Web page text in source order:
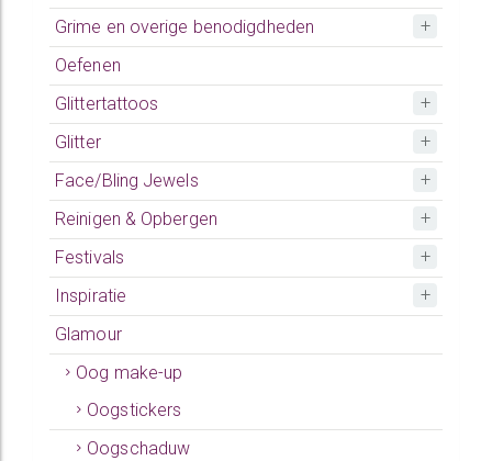
Grime en overige benodigdheden
Oefenen
Glittertattoos
Glitter
Face/Bling Jewels
Reinigen & Opbergen
Festivals
Inspiratie
Glamour
Oog make-up
Oogstickers
Oogschaduw